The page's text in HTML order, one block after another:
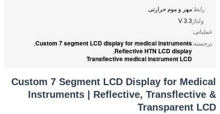
رابط:مهر و موم حرارتی
ولتاژ
عملیاتی:
3.3 V
برجسته:Custom 7 segment LCD display for medical instruments
,
Reflective HTN LCD display
,
Transflective medical instrument LCD
Custom 7 Segment LCD Display for Medical
Instruments | Reflective, Transflective &
Transparent LCD